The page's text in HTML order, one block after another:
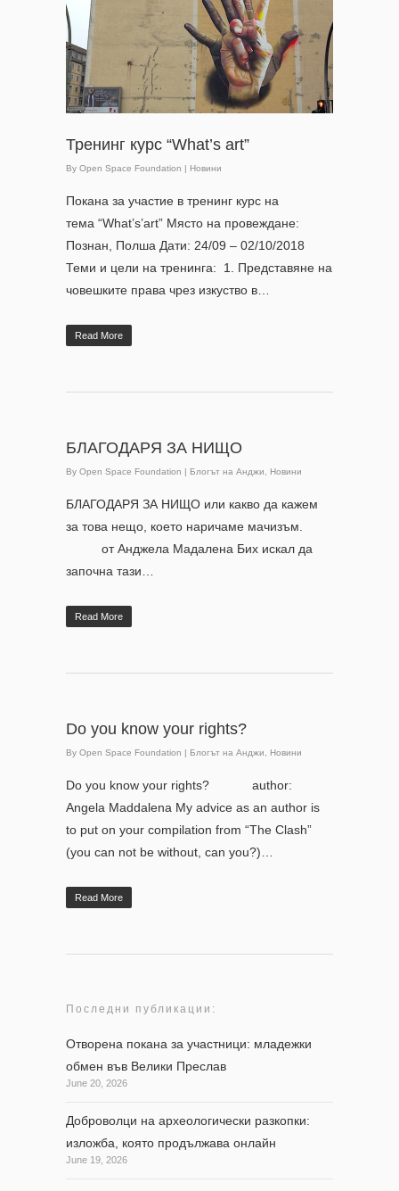
Тренинг курс “What’s art”
By Open Space Foundation | Новини
Покана за участие в тренинг курс на
тема “What’s’art” Място на провеждане:
Познан, Полша Дати: 24/09 – 02/10/2018
Теми и цели на тренинга: 1. Представяне на
човешките права чрез изкуство в…
Read More
БЛАГОДАРЯ ЗА НИЩО
By Open Space Foundation | Блогът на Анджи Новини
БЛАГОДАРЯ ЗА НИЩО или какво да кажем
за това нещо, което наричаме мачизъм.
от Анджела Мадалена Бих искал да
започна тази…
Read More
Do you know your rights?
By Open Space Foundation | Блогът на Анджи Новини
Do you know your rights? author:
Angela Maddalena My advice as an author is
to put on your compilation from “The Clash”
(you can not be without, can you?)…
Read More
Последни публикации:
Отворена покана за участници: младежки
обмен във Велики Преслав
June 20, 2026
Доброволци на археологически разкопки:
изложба, която продължава онлайн
June 19, 2026